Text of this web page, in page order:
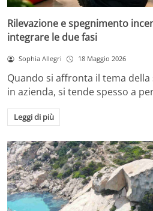
Rilevazione e spegnimento
integrare le due fasi
Sophia Allegri 18 Maggio 2026
Quando si affronta il tema
in azienda, si tende spesso a
Leggi di più